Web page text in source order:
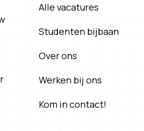
Alle vacatures
Studenten bijbaan
Over ons
Werken bij ons
Kom in contact!